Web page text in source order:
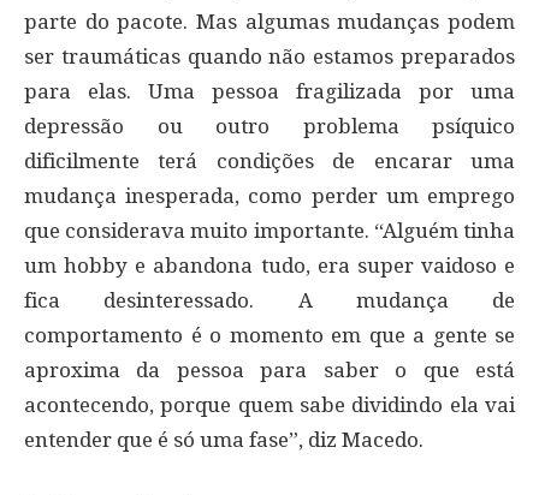
parte do pacote. Mas algumas mudanças podem
ser traumáticas quando não estamos preparados
para elas. Uma pessoa fragilizada por uma
depressão ou outro problema psíquico
dificilmente terá condições de encarar uma
mudança inesperada, como perder um emprego
que considerava muito importante. “Alguém tinha
um hobby e abandona tudo, era super vaidoso e
fica desinteressado. A mudança de
comportamento é o momento em que a gente se
aproxima da pessoa para saber o que está
acontecendo, porque quem sabe dividindo ela vai
entender que é só uma fase”, diz Macedo.